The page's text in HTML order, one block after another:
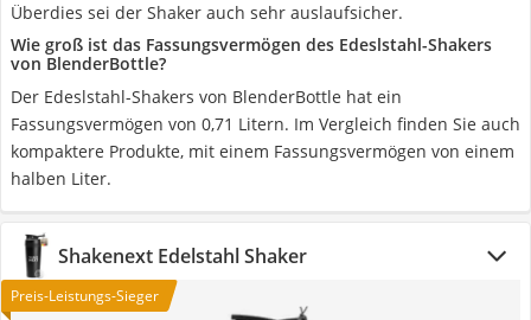
Überdies sei der Shaker auch sehr auslaufsicher.
Wie groß ist das Fassungsvermögen des Edeslstahl-Shakers
von BlenderBottle?
Der Edeslstahl-Shakers von BlenderBottle hat ein
Fassungsvermögen von 0,71 Litern. Im Vergleich finden Sie auch
kompaktere Produkte, mit einem Fassungsvermögen von einem
halben Liter.
Shakenext Edelstahl Shaker
Preis-Leistungs-Sieger